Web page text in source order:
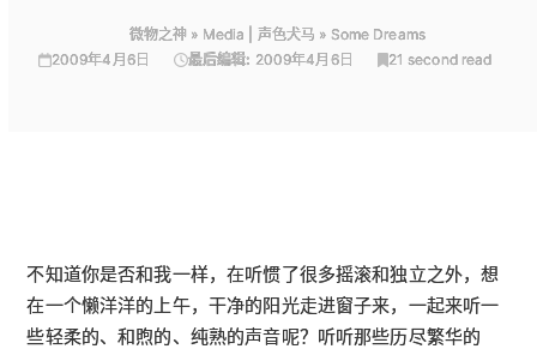
微物之神 » Media | 声色犬马 » Some Dreams
2009年4月6日
最后编辑: 2009年4月6日 21 second read
不知道你是否和我一样，在听惯了很多摇滚和独立之外，想
在一个懒洋洋的上午，干净的阳光走进窗子来，一起来听一
些轻柔的、和煦的、纯熟的声音呢？听听那些历尽繁华的